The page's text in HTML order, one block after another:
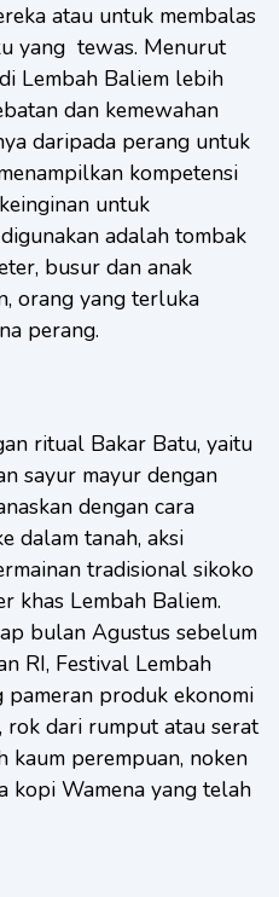
atau untuk membalas
yang tewas. Menurut
Lembah Baliem lebih
dan kemewahan
daripada perang untuk
kompetensi
untuk
adalah tombak
busur dan anak
orang yang terluka
perang.
ritual Bakar Batu, yaitu
sayur mayur dengan
dengan cara
dalam tanah, aksi
tradisional sikoko
khas Lembah Baliem.
bulan Agustus sebelum
RI, Festival Lembah
pameran produk ekonomi
rok dari rumput atau serat
kaum perempuan, noken
kopi Wamena yang telah